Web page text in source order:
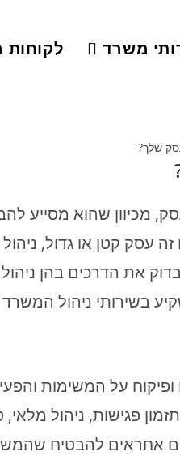
משרד לקוחות
שלך?
מכיוון שהוא מסייע
עסק קטן או גדול,
את הדרכים בהן
בשירותי ניהול
על המשימות
פגישות, ניהול
אחראים להבטיח